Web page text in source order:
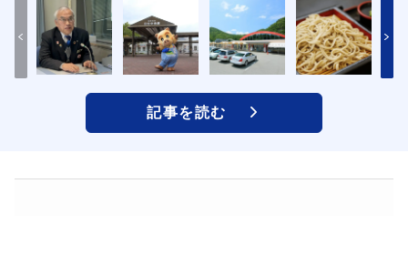
記事を読む